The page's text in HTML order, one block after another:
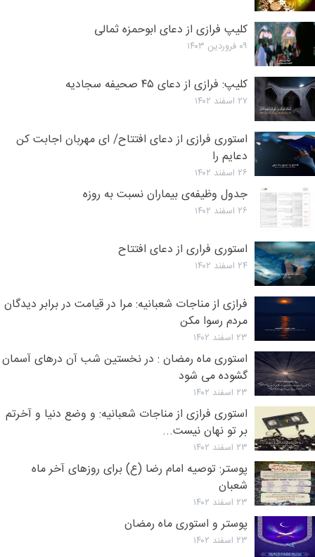
کلیپ فرازی از دعای ابوحمزه ثمالی
۰۹ فروردین ۱۴۰۳
کلیپ: فرازی از دعای ۴۵ صحیفه سجادیه
۲۷ اسفند ۱۴۰۲
استوری فرازی از دعای افتتاح/ ای مهربان اجابت کن
دعایم را
۲۶ اسفند ۱۴۰۲
جدول وظیفه‌ی بیماران نسبت به روزه
۲۶ اسفند ۱۴۰۲
استوری فراری از دعای افتتاح
۲۴ اسفند ۱۴۰۲
فرازی از مناجات شعبانیه: مرا در قیامت در برابر دیدگان
مردم رسوا مکن
۲۳ اسفند ۱۴۰۲
استوری ماه رمضان : در نخستین شب آن درهای آسمان
گشوده می شود
۲۳ اسفند ۱۴۰۲
استوری فرازی از مناجات شعبانیه: و وضع دنیا و آخرتم
بر تو نهان نیست...
۲۳ اسفند ۱۴۰۲
پوستر: توصیه امام رضا (ع) برای روزهای آخر ماه
شعبان
۲۳ اسفند ۱۴۰۲
پوستر و استوری ماه رمضان
۲۳ اسفند ۱۴۰۲